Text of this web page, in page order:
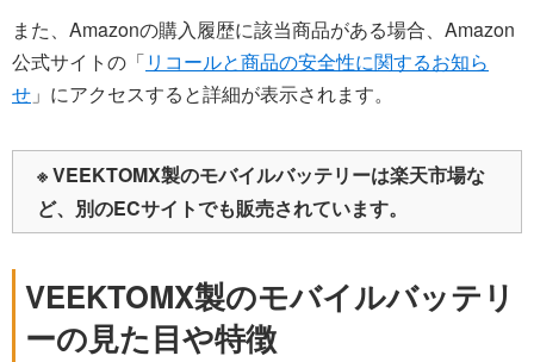
また、Amazonの購入履歴に該当商品がある場合、Amazon
公式サイトの「リコールと商品の安全性に関するお知ら
せ 」にアクセスすると詳細が表示されます。
※ VEEKTOMX製のモバイルバッテリーは楽天市場な
ど、別のECサイトでも販売されています。
VEEKTOMX製のモバイルバッテリ
ーの見た目や特徴